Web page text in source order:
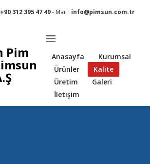
+90 312 395 47 49- Mail : info@pimsun.com.tr
Anasayfa
Kurumsal
Ürünler
Kalite
Üretim
Galeri
İletişim